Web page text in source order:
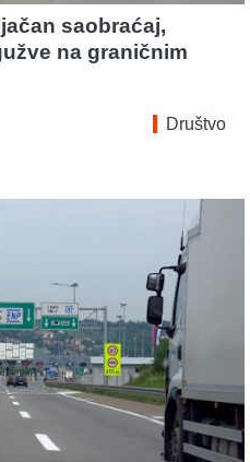
saobraćaj,
na graničnim
Društvo